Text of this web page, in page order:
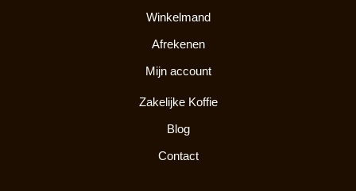
Winkelmand
Afrekenen
Mijn account
Zakelijke Koffie
Blog
Contact